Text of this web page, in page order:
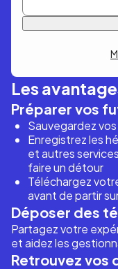
Les
Préparer vos
Sauvegardez
Enregistrez les
et autres
faire un détour
Téléchargez
avant de partir
Déposer des
Partagez votre
et aidez les
Retrouvez vos